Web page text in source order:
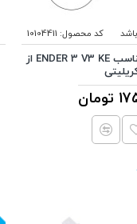
کد محصول: 10104411
ماژول ترمیستور مناسب ENDER 3 V3 KE از